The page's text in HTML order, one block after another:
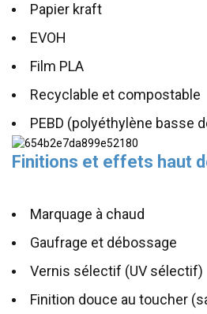
Papier kraft
EVOH
Film PLA
Recyclable et compostable
PEBD (polyéthylène basse
Finitions et effets haut
Marquage à chaud
Gaufrage et débossage
Vernis sélectif (UV sélectif)
Finition douce au toucher